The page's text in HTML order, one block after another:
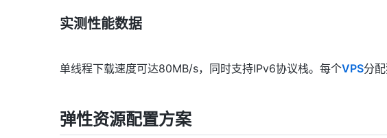
实测性能数据
单线程下载速度可达80MB/s，同时支持IPv6协议栈。每个VPS分
弹性资源配置方案